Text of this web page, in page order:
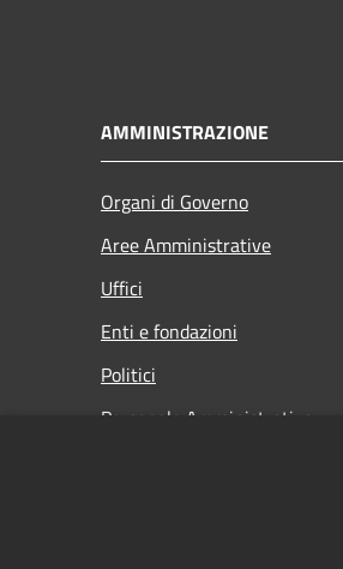
AMMINISTRAZIONE
Organi di Governo
Aree Amministrative
Uffici
Enti e fondazioni
Politici
Personale Amministrativo